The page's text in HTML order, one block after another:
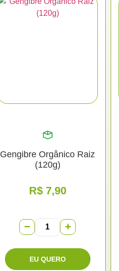
Gengibre Orgânico Raiz
(120g)
R$7,90
− +